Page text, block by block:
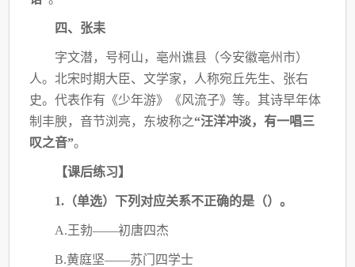
四、张耒
字文潜，号柯山，亳州谯县（今安徽亳州市）
人。北宋时期大臣、文学家，人称宛丘先生、张右
史。代表作有《少年游》《风流子》等。其诗早年体
制丰腴，音节浏亮，东坡称之“汪洋冲淡，有一唱三
叹之音”。
【课后练习】
1.（单选）下列对应关系不正确的是（）。
A.王勃——初唐四杰
B.黄庭坚——苏门四学士